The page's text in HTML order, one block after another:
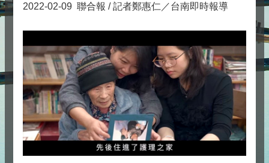
2022-02-09 聯合報 / 記者鄭惠仁／台南即時報導